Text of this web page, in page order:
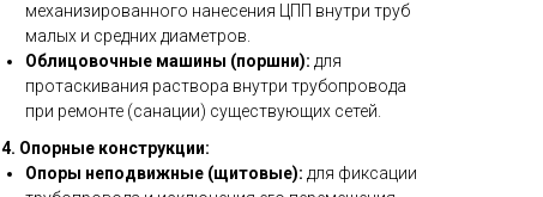
механизированного нанесения ЦПП внутри труб
малых и средних диаметров.
Облицовочные машины (поршни): для
протаскивания раствора внутри трубопровода
при ремонте (санации) существующих сетей.
4. Опорные конструкции:
Опоры неподвижные (щитовые): для фиксации